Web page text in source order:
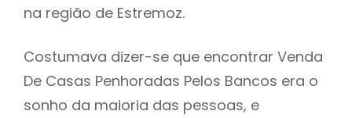
na região de Estremoz.
Costumava dizer-se que encontrar Venda
De Casas Penhoradas Pelos Bancos era o
sonho da maioria das pessoas, e